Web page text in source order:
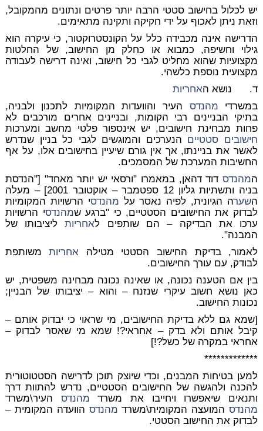
יש לכלול בחישוב סטטי הרבה יותר פרטים ונתונים מהמקובל,
וזאת ניתן לאכוף על ידי חקיקה ותקינה מתאימים.
הדרישה אינה מכבידה כלל על הקונסטרוקטור, כי עיקרה הוא
גילוי וחשיפה, כמבוא או כחלק מן החישוב, של החלטות
מקצועיות שהוא מחליט לגבי כל חישוב, ואינה דרישה לעבודה
מקצועית נוספת כלשהי.
ד. נושא האחריות
במשרדי מהנדס העיר והוועדות המקומיות לתכנון ולבניה,
בתיקי הבניינים רבי הקומות, ובניינים אחרים מורכבים לא
פחות מבחינת חישובים, יש אינספור פלטי מחשב ומערכות
חישובים סטטיים הנערכים והמוגשים לגבי כל בניין שנדרש
לאשר את בניינתו, אך אין גורם שיעיין בחישובים אלו, על אף
החשיבות המערכת של המסמכים.
המהנדסדוד דהאן, במאמרו "ורסאי יש יותר מאחד" ["הנדסת
בניה ותשתיות גליון 12 ספטמבר – אוקטובר 2001] – מעלה
השערה הגיונית, לפיה נאסר על מהנדסי הרשויות המקומיות
לבדוק את החישובים הסטטיים, כי "ברגע שמהנדסי הרשויות
ערכו את הבדיקה – הם שותפים לאחריותליציבותו של
המבנה".
לאמור, בדיקת החישוב הסטטי מטילה אחריותמשותפת
לבודק, עם עורך החישובים.
בין אם הטענה נכונה, או שאינה נכונה מבחינה משפטית, יש
כאן נושא חשוב עיקרי שנזנח – והוא – יציבותו של הבניין;
נכונות החישוב.
[שמא גם ללא בדיקת החישובים, מי שראוי כי יבדוק אותם –
קיבל אותם ולא בדק – אחראי?! שמא מי שאסר לבדוק –
אחראי במקרה של כשל?!]
*************
למען בטיחות המבנים, וכדי שיוצק תוכן לדרישה הסטטוטורית
להכנה ולהגשה של החישובים הסטטיים, נדרש להתוות דרך
ותנאים שיאפשרו ויחייבו את משרד מהנדס העיר\משרד
מהנדסהמועצה המקומית\משרד מהנדס הוועדה המקומית –
לבדוק את החישוב הסטטי.